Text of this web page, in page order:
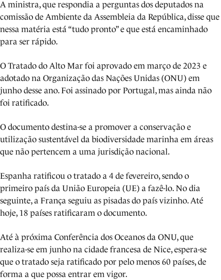
A ministra, que respondia a perguntas dos deputados na
comissão de Ambiente da Assembleia da República, disse que
nessa matéria está “tudo pronto” e que está encaminhado
para ser rápido.
O Tratado do Alto Mar foi aprovado em março de 2023 e
adotado na Organização das Nações Unidas (ONU) em
junho desse ano. Foi assinado por Portugal, mas ainda não
foi ratificado.
O documento destina-se a promover a conservação e
utilização sustentável da biodiversidade marinha em áreas
que não pertencem a uma jurisdição nacional.
Espanha ratificou o tratado a 4 de fevereiro, sendo o
primeiro país da União Europeia (UE) a fazê-lo. No dia
seguinte, a França seguiu as pisadas do país vizinho. Até
hoje, 18 países ratificaram o documento.
Até à próxima Conferência dos Oceanos da ONU, que
realiza-se em junho na cidade francesa de Nice, espera-se
que o tratado seja ratificado por pelo menos 60 países, de
forma a que possa entrar em vigor.